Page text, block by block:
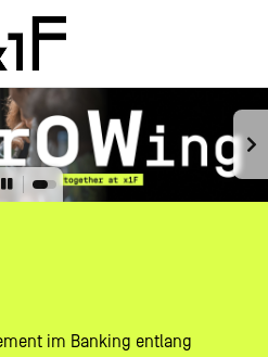
im Banking entlang